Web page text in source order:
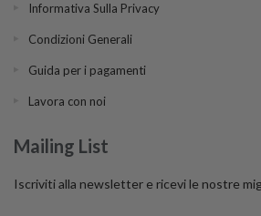
Informativa Sulla Privacy
Condizioni Generali
Guida per i pagamenti
Lavora con noi
Mailing List
Iscriviti alla newsletter e ricevi le nostre